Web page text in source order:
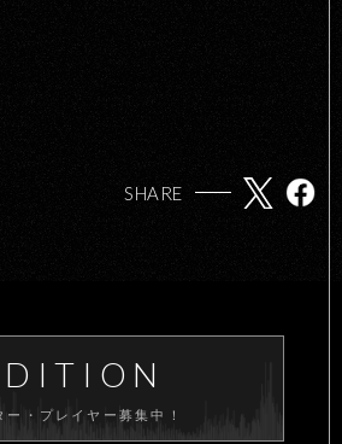
SHARE
ー・プレイヤー募集中！